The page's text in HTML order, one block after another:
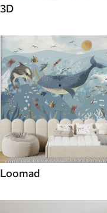
3D
Loomad